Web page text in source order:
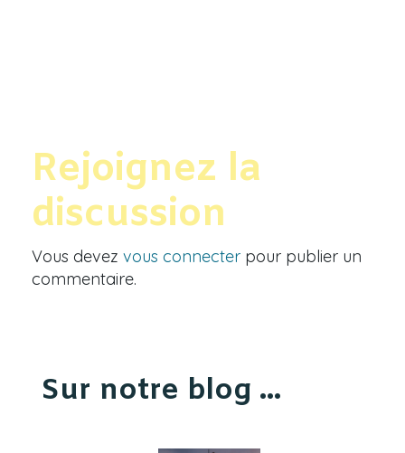
Rejoignez la
discussion
Vous devez vous connecter pour publier un
commentaire.
Sur notre blog ...